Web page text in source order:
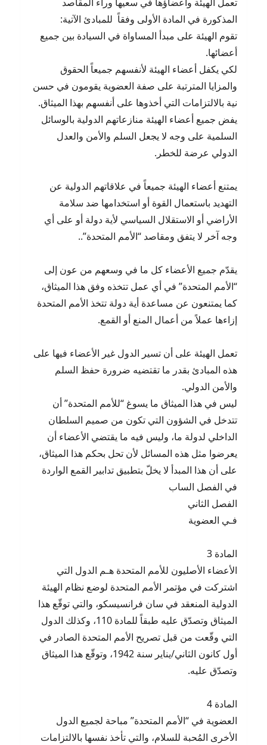
المذكورة في المادة الأولى وفقاً ‏‏ للمبادئ الآتية:
تقوم الهيئة على مبدأ المساواة في السيادة بين جميع
أعضائها.‏
لكي يكفل أعضاء الهيئة لأنفسهم جميعاً الحقوق
والمزايا المترتبة على صفة العضوية يقومون في حسن
نية ‏بالالتزامات التي أخذوها على أنفسهم بهذا الميثاق.
يفض جميع أعضاء الهيئة منازعاتهم الدولية بالوسائل
السلمية على وجه لا يجعل السلم والأمن والعدل
الدولي عرضة للخطر.
يمتنع أعضاء الهيئة جميعاً في علاقاتهم الدولية عن
التهديد باستعمال القوة أو استخدامها ضد سلامة
الأراضي أو الاستقلال السياسي لأية دولة أو على أي
وجه آخر لا يتفق ومقاصد “الأمم المتحدة”..
يقدّم جميع الأعضاء كل ما في وسعهم من عون إلى
“الأمم المتحدة” في أي عمل تتخذه وفق هذا الميثاق،
كما يمتنعون عن مساعدة أية دولة تتخذ الأمم المتحدة
إزاءها عملاً من أعمال المنع أو القمع.
تعمل الهيئة على أن تسير الدول غير الأعضاء فيها على
هذه المبادئ بقدر ما تقتضيه ضرورة حفظ السلم
‏والأمن الدولي.‏
ليس في هذا الميثاق ما يسوغ “للأمم المتحدة” أن
تتدخل في الشؤون التي تكون من صميم السلطان
الداخلي ‏لدولة ما، وليس فيه ما يقتضي الأعضاء أن
يعرضوا مثل هذه المسائل لأن تحل بحكم هذا الميثاق،
على أن ‏هذا المبدأ لا يخلّ بتطبيق تدابير القمع الواردة
في الفصل الساب‏
الفصل الثاني
فـي العضوية
المادة 3
الأعضاء الأصليون للأمم المتحدة هـم الدول التي
اشتركت في مؤتمر الأمم المتحدة لوضع نظام الهيئة
الدولية المنعقد في سان فرانسيسكو، والتي توقّع هذا
الميثاق وتصدّق عليه طبقاً للمادة 110، وكذلك الدول
التي وقّعت من قبل تصريح الأمم المتحدة الصادر في
أول كانون الثاني/يناير سنة 1942، وتوقّع هذا الميثاق
وتصدّق عليه.
المادة 4
‏العضوية في “الأمم المتحدة” مباحة لجميع الدول
الأخرى المُحبة للسلام، والتي تأخذ نفسها بالالتزامات